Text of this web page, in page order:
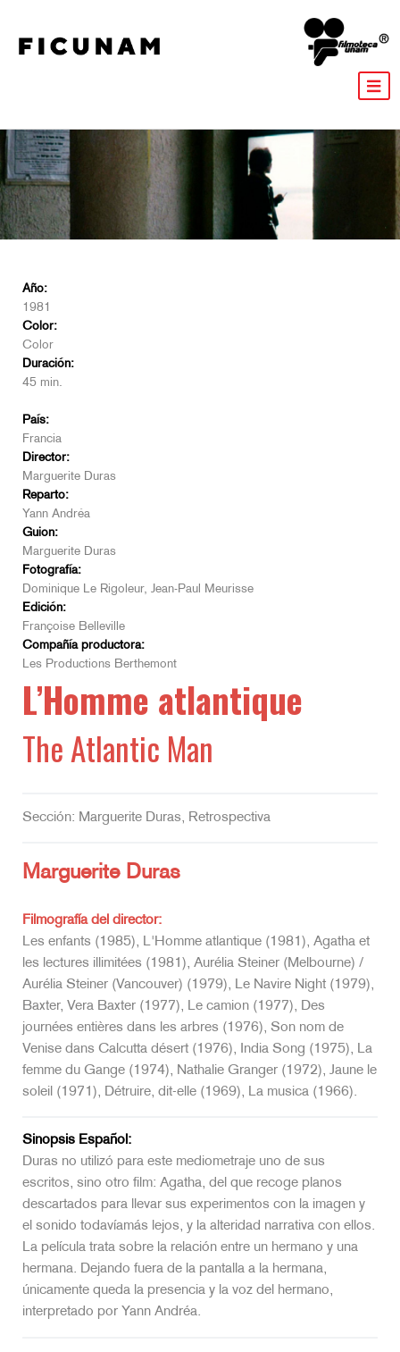
Año:
1981
Color:
Color
Duración:
45 min.
País:
Francia
Director:
Marguerite Duras
Reparto:
Yann Andréa
Guion:
Marguerite Duras
Fotografía:
Dominique Le Rigoleur, Jean-Paul Meurisse
Edición:
Françoise Belleville
Compañía productora:
Les Productions Berthemont
L’Homme atlantique
The Atlantic Man
Sección: Marguerite Duras, Retrospectiva
Marguerite Duras
Filmografía del director:
Les enfants (1985), L'Homme atlantique (1981), Agatha et
les lectures illimitées (1981), Aurélia Steiner (Melbourne) /
Aurélia Steiner (Vancouver) (1979), Le Navire Night (1979),
Baxter, Vera Baxter (1977), Le camion (1977), Des
journées entières dans les arbres (1976), Son nom de
Venise dans Calcutta désert (1976), India Song (1975), La
femme du Gange (1974), Nathalie Granger (1972), Jaune le
soleil (1971), Détruire, dit-elle (1969), La musica (1966).
Sinopsis Español:
Duras no utilizó para este mediometraje uno de sus
escritos, sino otro film: Agatha, del que recoge planos
descartados para llevar sus experimentos con la imagen y
el sonido todavíamás lejos, y la alteridad narrativa con ellos.
La película trata sobre la relación entre un hermano y una
hermana. Dejando fuera de la pantalla a la hermana,
únicamente queda la presencia y la voz del hermano,
interpretado por Yann Andréa.